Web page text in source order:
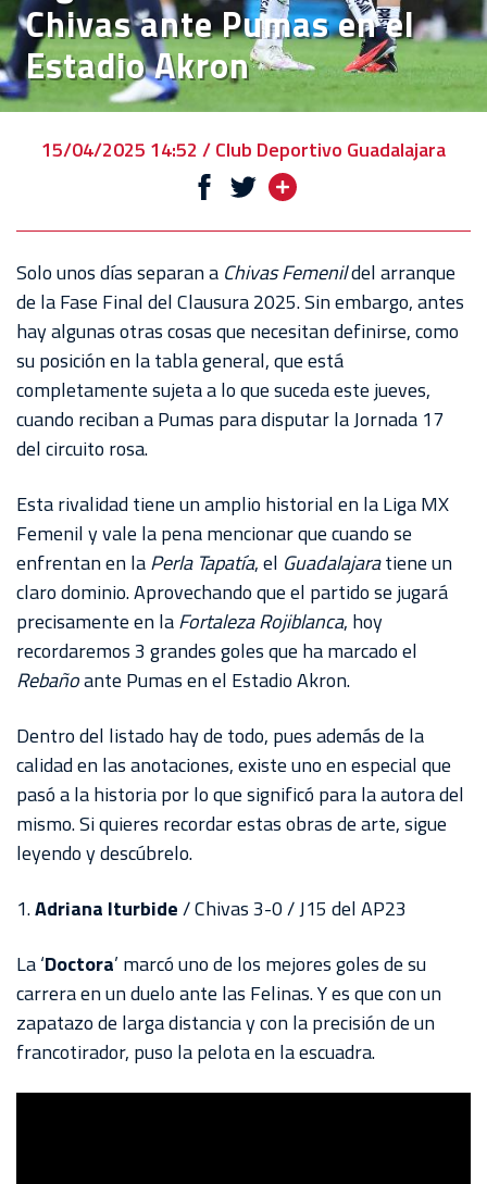
VENTA
DE
BOLETOS
CHIVABONOS
REBAÑO
CHIVAS
TIENDA
CHIVAS
CHIVASTV
AKRON
TOUR
ESTADIO
AKRON
Chivas ante Pumas en el
Estadio Akron
15/04/2025 14:52 / Club Deportivo Guadalajara
Solo unos días separan a Chivas Femenildel arranque
de la Fase Final del Clausura 2025. Sin embargo, antes
hay algunas otras cosas que necesitan definirse, como
su posición en la tabla general, que está
completamente sujeta a lo que suceda este jueves,
cuando reciban a Pumas para disputar la Jornada 17
del circuito rosa.
Esta rivalidad tiene un amplio historial en la Liga MX
Femenil y vale la pena mencionar que cuando se
enfrentan en laPerla Tapatía, el Guadalajaratiene un
claro dominio. Aprovechando que el partido se jugará
precisamente en laFortalezaRojiblanca, hoy
recordaremos 3 grandes goles que ha marcado el
Rebañoante Pumas en el Estadio Akron.
Dentro del listado hay de todo, pues además de la
calidad en las anotaciones, existe uno en especial que
pasó a la historia por lo que significó para la autora del
mismo. Si quieres recordar estas obras de arte, sigue
leyendo y descúbrelo.
1.Adriana Iturbide/ Chivas 3-0 / J15 del AP23
La ‘Doctora’ marcó uno de los mejores goles de su
carrera en un duelo ante las Felinas. Y es que con un
zapatazo de larga distancia y con la precisión de un
francotirador, puso la pelota en la escuadra.